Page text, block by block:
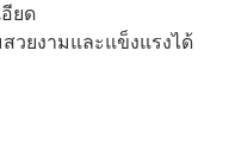
ยด
วยงามและแข็งแรงได้